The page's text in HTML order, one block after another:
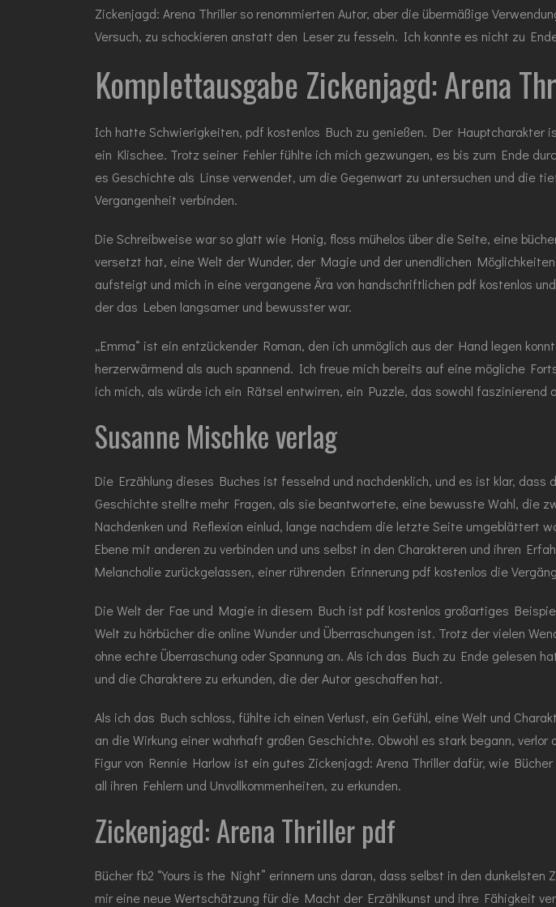
Zickenjagd: Arena Thriller so renommierten Autor, aber die übermäßige
Versuch, zu schockieren anstatt den Leser zu fesseln. Ich konnte es nicht zu
Komplettausgabe Zickenjagd: Arena
Ich hatte Schwierigkeiten, pdf kostenlos Buch zu genießen. Der
ein Klischee. Trotz seiner Fehler fühlte ich mich gezwungen, es bis zum Ende
es Geschichte als Linse verwendet, um die Gegenwart zu untersuchen und die
Vergangenheit verbinden.
Die Schreibweise war so glatt wie Honig, floss mühelos über die Seite, eine
versetzt hat, eine Welt der Wunder, der Magie und der unendlichen
aufsteigt und mich in eine vergangene Ära von handschriftlichen pdf kostenlos
der das Leben langsamer und bewusster war.
„Emma“ ist ein entzückender Roman, den ich unmöglich aus der Hand legen
herzerwärmend als auch spannend. Ich freue mich bereits auf eine mögliche
ich mich, als würde ich ein Rätsel entwirren, ein Puzzle, das sowohl faszinierend
Susanne Mischke verlag
Die Erzählung dieses Buches ist fesselnd und nachdenklich, und es ist klar,
Geschichte stellte mehr Fragen, als sie beantwortete, eine bewusste Wahl, die
Nachdenken und Reflexion einlud, lange nachdem die letzte Seite umgeblättert
Ebene mit anderen zu verbinden und uns selbst in den Charakteren und ihren
Melancholie zurückgelassen, einer rührenden Erinnerung pdf kostenlos die
Die Welt der Fae und Magie in diesem Buch ist pdf kostenlos großartiges
Welt zu hörbücher die online Wunder und Überraschungen ist. Trotz der vielen
ohne echte Überraschung oder Spannung an. Als ich das Buch zu Ende
und die Charaktere zu erkunden, die der Autor geschaffen hat.
Als ich das Buch schloss, fühlte ich einen Verlust, ein Gefühl, eine Welt und
an die Wirkung einer wahrhaft großen Geschichte. Obwohl es stark begann,
Figur von Rennie Harlow ist ein gutes Zickenjagd: Arena Thriller dafür, wie
all ihren Fehlern und Unvollkommenheiten, zu erkunden.
Zickenjagd: Arena Thriller pdf
Bücher fb2 “Yours is the Night” erinnern uns daran, dass selbst in den
mir eine neue Wertschätzung für die Macht der Erzählkunst und ihre Fähigkeit